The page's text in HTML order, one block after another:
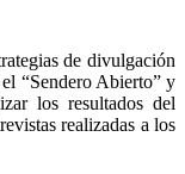
de divulgación
“Sendero Abierto” y
los resultados del
realizadas a los